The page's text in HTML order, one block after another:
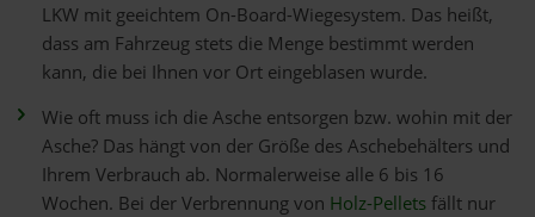
LKW mit geeichtem On-Board-Wiegesystem. Das heißt,
dass am Fahrzeug stets die Menge bestimmt werden
kann, die bei Ihnen vor Ort eingeblasen wurde.
Wie oft muss ich die Asche entsorgen bzw. wohin mit der
Asche? Das hängt von der Größe des Aschebehälters und
Ihrem Verbrauch ab. Normalerweise alle 6 bis 16
Wochen. Bei der Verbrennung von Holz-Pelletsfällt nur